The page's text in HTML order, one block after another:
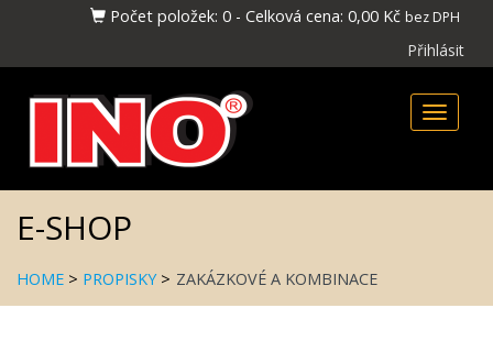
Počet položek: 0 - Celková cena: 0,00 Kč bez DPH
Přihlásit
Toggle
E-SHOP
HOME > PROPISKY> ZAKÁZKOVÉ A KOMBINACE